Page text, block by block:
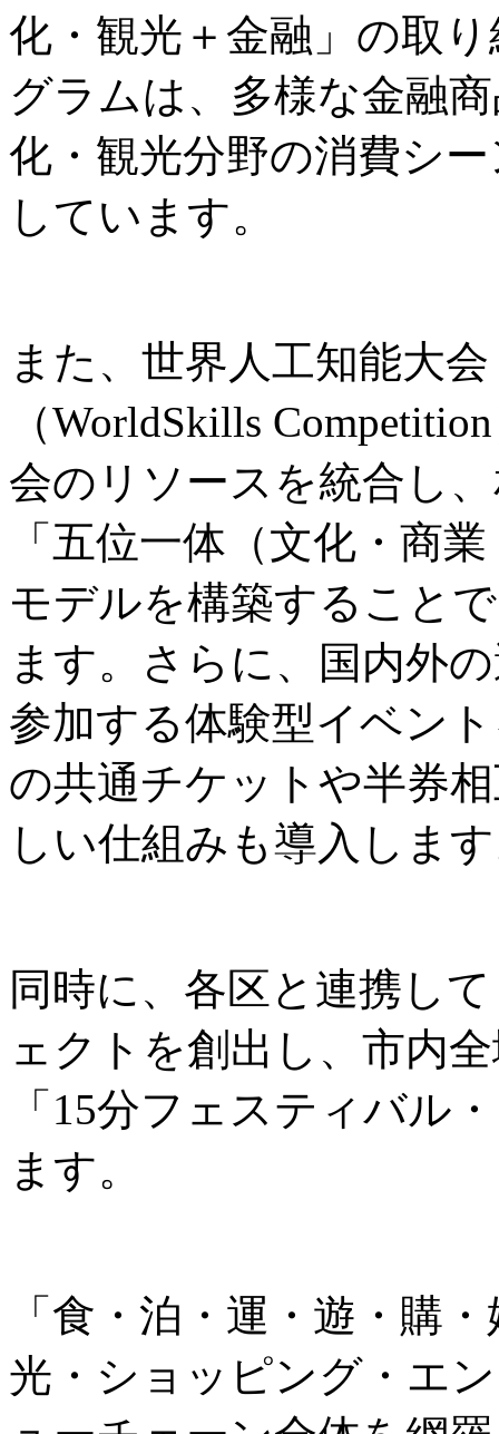
化・観光＋金融」の取
グラムは、多様な金融
化・観光分野の消費シ
しています。
また、世界人工知能大
（WorldSkills
会のリソースを統合し
「五位一体（文化・商
モデルを構築すること
ます。さらに、国内外
参加する体験型イベン
の共通チケットや半券
しい仕組みも導入しま
同時に、各区と連携し
ェクトを創出し、市内
「15分フェスティバル
ます。
「食・泊・運・遊・購
光・ショッピング・エ